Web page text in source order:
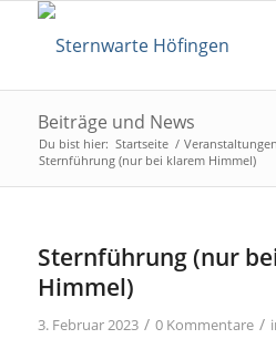
Beiträge und News
Du bist hier: Startseite / Veranstaltungen
Sternführung (nur bei klarem Himmel)
Sternführung (nur
Himmel)
3. Februar 2023 / 0 Kommentare /